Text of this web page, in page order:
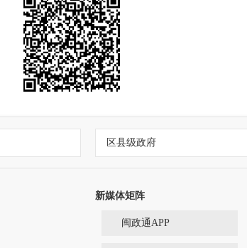
区县级政府
新媒体矩阵
闽政通APP